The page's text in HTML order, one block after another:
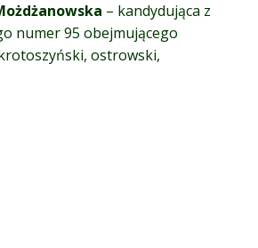
– kandydująca z
numer 95 obejmującego
ostrowski,